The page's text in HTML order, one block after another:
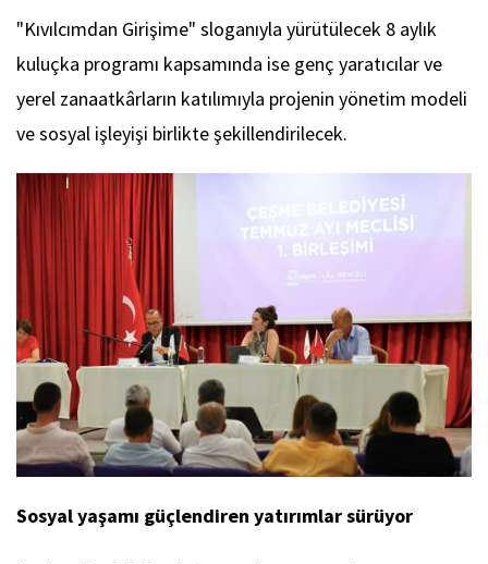
"Kıvılcımdan Girişime" sloganıyla yürütülecek 8 aylık
kuluçka programı kapsamında ise genç yaratıcılar ve
yerel zanaatkârların katılımıyla projenin yönetim modeli
ve sosyal işleyişi birlikte şekillendirilecek.
Sosyal yaşamı güçlendiren yatırımlar sürüyor